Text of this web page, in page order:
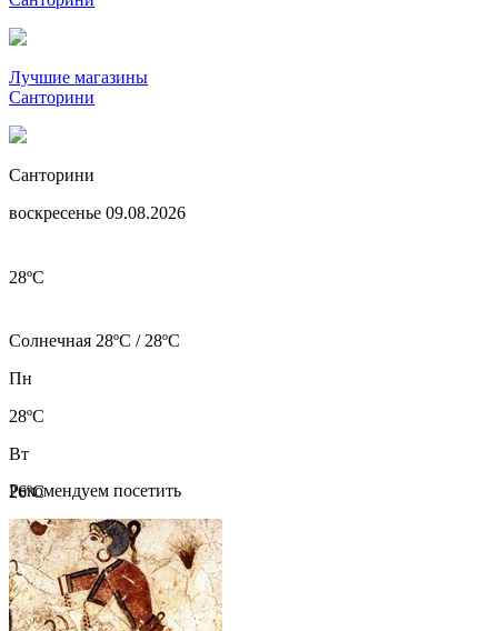
Лучшие магазины
Санторини
Санторини
воскресенье 09.08.2026
28ºC
Солнечная 28ºC / 28ºC
Пн
28ºC
Вт
26ºC
Ср
23ºC
Чт
Рекомендуем посетить